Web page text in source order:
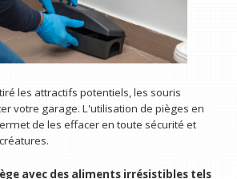
les attractifs potentiels, les souris
votre garage. L'utilisation de pièges en
de les effacer en toute sécurité et
avec des aliments irrésistibles tels